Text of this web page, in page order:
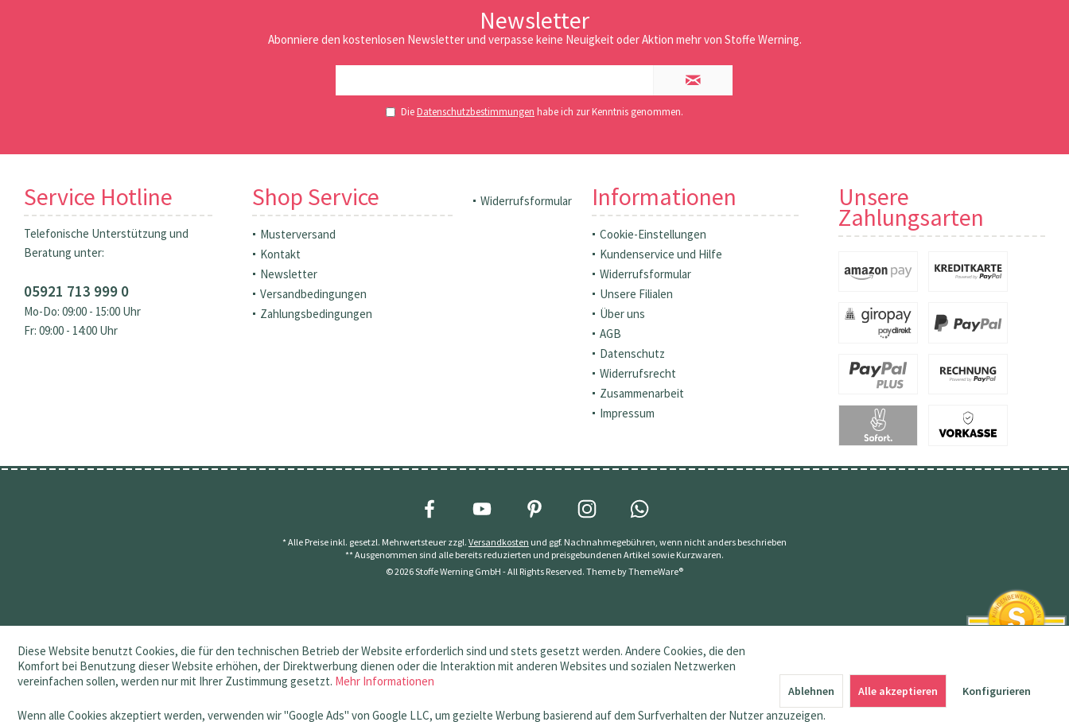
Newsletter
Abonniere den kostenlosen Newsletter und verpasse keine Neuigkeit oder Aktion mehr von Stoffe Werning.
DieDatenschutzbestimmungen habe ich zur Kenntnis genommen.
Service Hotline
Telefonische Unterstützung und
Beratung unter:
05921 713 999 0
Mo-Do: 09:00 - 15:00 Uhr
Fr: 09:00 - 14:00 Uhr
Shop Service
Musterversand
Kontakt
Newsletter
Versandbedingungen
Zahlungsbedingungen
Widerrufsformular Informationen
Cookie-Einstellungen
Kundenservice und Hilfe
Widerrufsformular
Unsere Filialen
Über uns
AGB
Datenschutz
Widerrufsrecht
Zusammenarbeit
Impressum
Unsere
Zahlungsarten
* Alle Preise inkl. gesetzl. Mehrwertsteuer zzgl. Versandkosten und ggf. Nachnahmegebühren, wenn nicht anders beschrieben
** Ausgenommen sind alle bereits reduzierten und preisgebundenen Artikel sowie Kurzwaren.
© 2026 Stoffe Werning GmbH - All Rights Reserved. Theme byThemeWare®
Diese Website benutzt Cookies, die für den technischen Betrieb der Website erforderlich sind und stets gesetzt werden. Andere Cookies, die den
Komfort bei Benutzung dieser Website erhöhen, der Direktwerbung dienen oder die Interaktion mit anderen Websites und sozialen Netzwerken
vereinfachen sollen, werden nur mit Ihrer Zustimmung gesetzt. Mehr Informationen
Wenn alle Cookies akzeptiert werden, verwenden wir "Google Ads" von Google LLC, um gezielte Werbung basierend auf dem Surfverhalten der Nutzer anzuzeigen.
Ablehnen Alle akzeptieren Konfigurieren
aus 145 Bewertungen